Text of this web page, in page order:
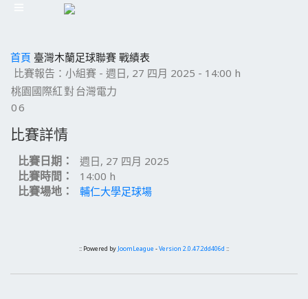
首頁 臺灣木蘭足球聯賽 戰績表
比賽報告：小組賽 - 週日, 27 四月 2025 - 14:00 h
桃園國際紅對台灣電力
06
比賽詳情
比賽日期： 週日, 27 四月 2025
比賽時間： 14:00 h
比賽場地： 輔仁大學足球場
:: Powered by JoomLeague -Version 2.0.47.2dd406d ::